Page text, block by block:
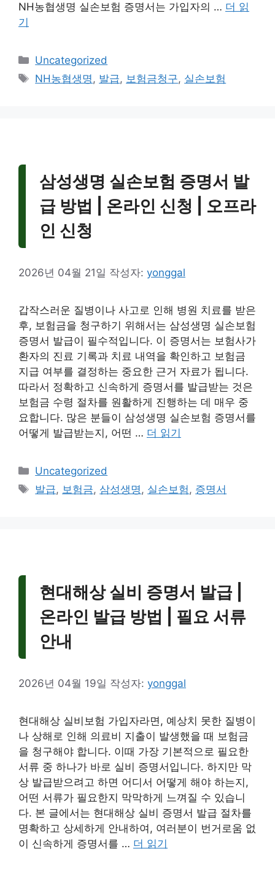
NH농협생명 실손보험 증명서는 가입자의 … 더 읽
기
카
테
Uncategorized
태
NH농협생명, 발급, 보험금청구, 실손보험
삼성생명 실손보험 증명서 발
급 방법 | 온라인 신청 | 오프라
인 신청
2026년 04월 21일 작성자: yonggal
갑작스러운 질병이나 사고로 인해 병원 치료를 받은
후, 보험금을 청구하기 위해서는 삼성생명 실손보험
증명서 발급이 필수적입니다. 이 증명서는 보험사가
환자의 진료 기록과 치료 내역을 확인하고 보험금
지급 여부를 결정하는 중요한 근거 자료가 됩니다.
따라서 정확하고 신속하게 증명서를 발급받는 것은
보험금 수령 절차를 원활하게 진행하는 데 매우 중
요합니다. 많은 분들이 삼성생명 실손보험 증명서를
어떻게 발급받는지, 어떤 … 더 읽기
카
테
Uncategorized
태
발급, 보험금, 삼성생명, 실손보험, 증명서
현대해상 실비 증명서 발급 |
온라인 발급 방법 | 필요 서류
안내
2026년 04월 19일 작성자: yonggal
현대해상 실비보험 가입자라면, 예상치 못한 질병이
나 상해로 인해 의료비 지출이 발생했을 때 보험금
을 청구해야 합니다. 이때 가장 기본적으로 필요한
서류 중 하나가 바로 실비 증명서입니다. 하지만 막
상 발급받으려고 하면 어디서 어떻게 해야 하는지,
어떤 서류가 필요한지 막막하게 느껴질 수 있습니
다. 본 글에서는 현대해상 실비 증명서 발급 절차를
명확하고 상세하게 안내하여, 여러분이 번거로움 없
이 신속하게 증명서를 … 더 읽기